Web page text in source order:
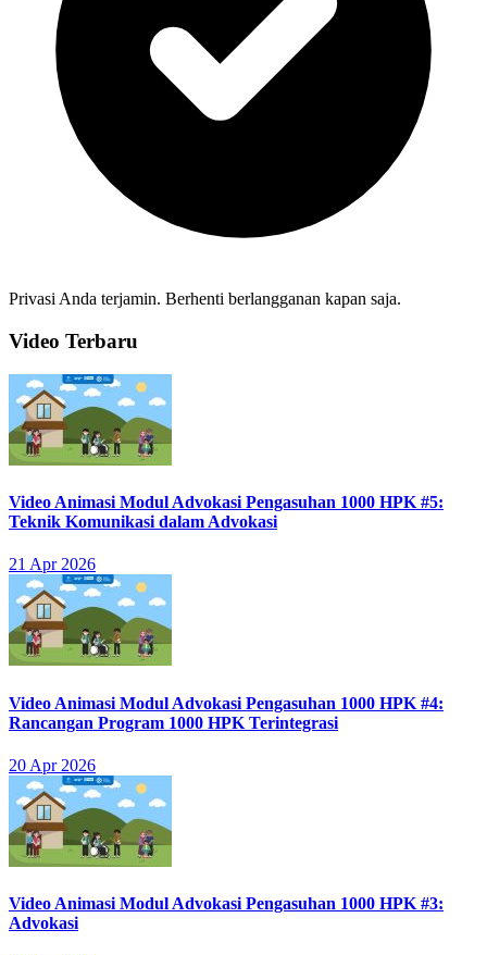
Privasi Anda terjamin. Berhenti berlangganan kapan saja.
Video Terbaru
Video Animasi Modul Advokasi Pengasuhan 1000 HPK #5:
Teknik Komunikasi dalam Advokasi
21 Apr 2026
Video Animasi Modul Advokasi Pengasuhan 1000 HPK #4:
Rancangan Program 1000 HPK Terintegrasi
20 Apr 2026
Video Animasi Modul Advokasi Pengasuhan 1000 HPK #3:
Advokasi